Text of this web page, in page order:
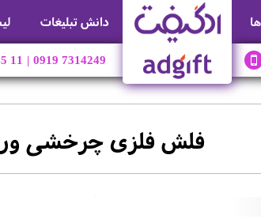
دانش تبلیغات
11 | 0919 7314249
فلش فلزی چرخشی